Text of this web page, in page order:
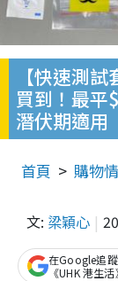
【快速測
買到！最平
潛伏期適用
首頁 購物
文: 梁穎心
在Google追蹤
《UHK 港生活